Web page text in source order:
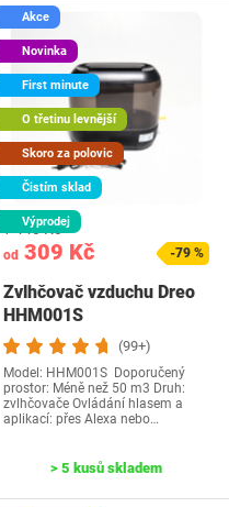
Akce
Novinka
First minute
O třetinu levnější
Skoro za polovic
Čistím sklad
Výprodej
od 309 Kč
1 440 Kč
-79 %
Zvlhčovač vzduchu Dreo
HHM001S
(99+)
Model: HHM001S Doporučený
prostor: Méně než 50 m3 Druh:
zvlhčovače Ovládání hlasem a
aplikací: přes Alexa nebo…
> 5 kusů skladem